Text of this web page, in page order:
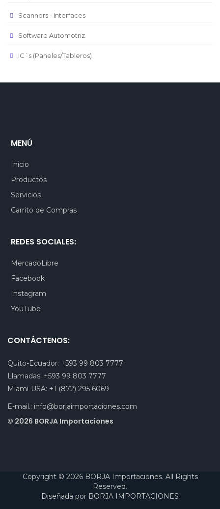
Scanners - Interfaces
Software Automotriz
IC´s (Paneles/Tableros)
MENÚ
Inicio
Productos
Servicios
Carrito de Compras
REDES SOCIALES:
MercadoLibre
Facebook
Instagram
YouTube
CONTÁCTENOS:
Quito-Ecuador: +593 99 803 7777
Llamadas: +593 99 803 7777
Miami-USA: +1 (872) 295 6069
E-mail.: info@borjaimportaciones.com
© 2026 BORJA Importaciones
Copyright © 2026 BORJA Importaciones. All Rights
Reserved.
Diseñada por BORJA IMPORTACIONES